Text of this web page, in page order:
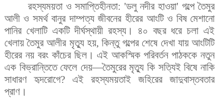
রহস্যময়তা ও সমাপ্তিহীনতা: 'ডলু নদীর হাওয়া' গল্পে তৈমুর
আলী ও সমর্থ বানুর দাম্পত্য জীবনের হীরের আংটি ও বিষ মেশানো
পানির খেলাটি একটি দীর্ঘস্থায়ী রহস্য। ৪০ বছর ধরে চলা এই
খেলায় তৈমুর আলীর মৃত্যু হয়, কিন্তু গল্পের শেষে দেখা যায় আংটিটি
হীরের নয় বরং কাঁচের ছিল। এই আকস্মিক পরিবর্তন পাঠককে নতুন
এক বিভ্রান্তিতে ফেলে দেয়—তৈমুরের মৃত্যু কি সত্যিই বিষে নাকি
সাধারণ হৃদরোগে? এই রহস্যময়তাই জহিরের জাদুবাস্তবতার
প্রাণ।